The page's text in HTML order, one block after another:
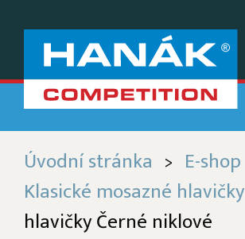
Úvodní stránka > E-shop
Klasické mosazné hlavičky
hlavičky Černé niklové